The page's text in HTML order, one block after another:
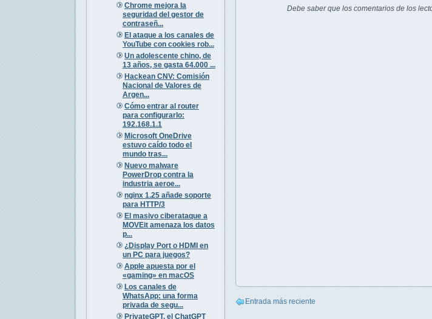
Chrome mejora la
seguridad del gestor de
contraseñ...
El ataque a los canales de
YouTube con cookies rob...
Un adolescente chino, de
13 años, se gasta 64.000 ...
Hackean CNV: Comisión
Nacional de Valores de
Argen...
Cómo entrar al router
para configurarlo:
192.168.1.1
Microsoft OneDrive
estuvo caído todo el
mundo tras...
Nuevo malware
PowerDrop contra la
industria aeroe...
nginx 1.25 añade soporte
para HTTP/3
El masivo ciberataque a
MOVEit amenaza los datos
p...
¿Display Port o HDMI en
un PC para juegos?
Apple apuesta por el
«gaming» en macOS
Los canales de
WhatsApp: una forma
privada de segu...
PrivateGPT, el ChatGPT
Debe saber que los comentarios de los
Entrada más reciente